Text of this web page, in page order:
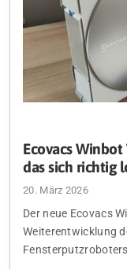
Ecovacs
das sich richtig
20. März 2026
Der neue Ecovacs
Weiterentwicklung